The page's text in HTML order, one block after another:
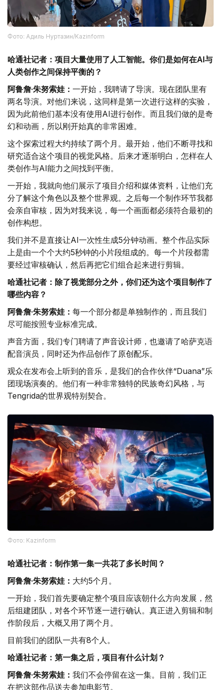
Фото: Адиль Нуртазин/Kazinform
哈通社记者：项目大量使用了人工智能。你们是如何在AI与
人类创作之间保持平衡的？
阿鲁詹·朱努索娃： 一开始，我聘请了导演。现在团队里有
两名导演。对他们来说，这同样是第一次进行这样的实验，
因为此前他们基本没有使用AI进行创作。而且我们做的是奇
幻和动画，所以刚开始真的非常困难。
这个探索过程大约持续了两个月。最开始，他们不断寻找和
研究适合这个项目的视觉风格。后来才逐渐明白，怎样在人
类创作与AI能力之间找到平衡。
一开始，我就向他们展示了项目介绍和媒体资料，让他们充
分了解这个角色以及整个世界观。之后每一个制作环节我都
会亲自审核，因为对我来说，每一个画面都必须符合最初的
创作构想。
我们并不是直接让AI一次性生成5分钟动画。整个作品实际
上是由一个个大约5秒钟的小片段组成的。每一个片段都需
要经过审核确认，然后再把它们组合起来进行剪辑。
哈通社记者：除了视觉部分之外，你们还为这个项目制作了
哪些内容？
阿鲁詹·朱努索娃： 每一个部分都是单独制作的，而且我们
尽可能按照专业标准完成。
声音方面，我们专门聘请了声音设计师，也邀请了哈萨克语
配音演员，同时还为作品创作了原创配乐。
观众在发布会上听到的音乐，是我们的合作伙伴“Duana”乐
团现场演奏的。他们有一种非常独特的民族奇幻风格，与
Tengrida的世界观特别契合。
Фото: Kazinform
哈通社记者：制作第一集一共花了多长时间？
阿鲁詹·朱努索娃： 大约5个月。
一开始，我们首先要确定整个项目应该朝什么方向发展，然
后组建团队，对各个环节逐一进行确认。真正进入剪辑和制
作阶段后，大概又用了两个月。
目前我们的团队一共有8个人。
哈通社记者：第一集之后，项目有什么计划？
阿鲁詹·朱努索娃： 我们不会停留在这一集。目前，我们正
在把这部作品送去参加电影节。